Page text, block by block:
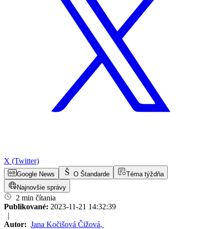
X (Twitter)
Google News O Štandarde
Téma týždňa
Najnovšie správy
2 min čítania
Publikované: 2023-11-21 14:32:39
|
Autor: Jana Kočišová Čižová,